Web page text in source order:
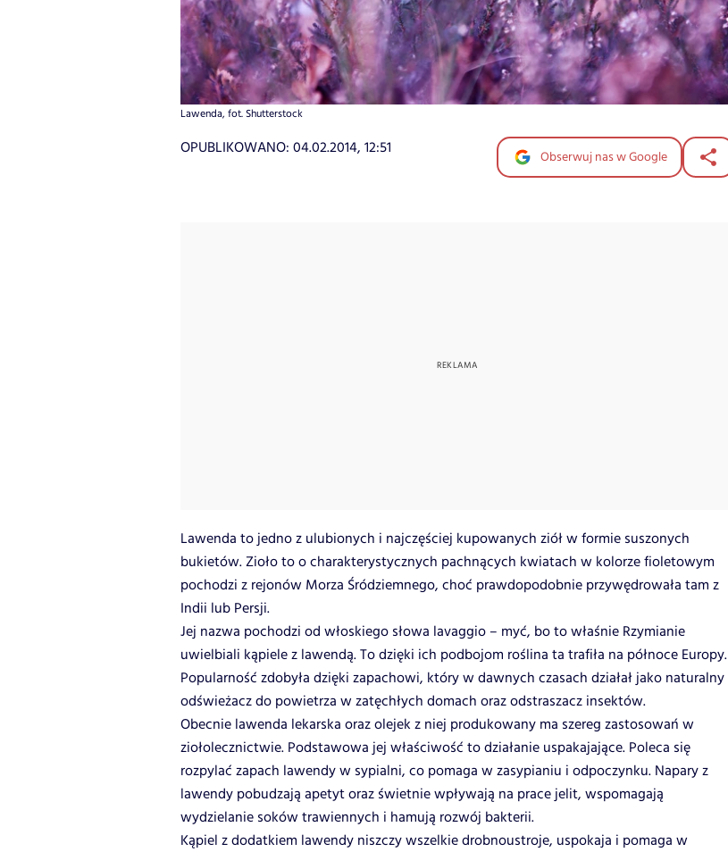
Lawenda, fot. Shutterstock
OPUBLIKOWANO: 04.02.2014, 12:51 Obserwuj nas w Google
Lawenda to jedno z ulubionych i najczęściej kupowanych ziół w formie suszonych
bukietów. Zioło to o charakterystycznych pachnących kwiatach w kolorze fioletowym
pochodzi z rejonów Morza Śródziemnego, choć prawdopodobnie przywędrowała tam z
Indii lub Persji.
Jej nazwa pochodzi od włoskiego słowa lavaggio – myć, bo to właśnie Rzymianie
uwielbiali kąpiele z lawendą. To dzięki ich podbojom roślina ta trafiła na północe Europy.
Popularność zdobyła dzięki zapachowi, który w dawnych czasach działał jako naturalny
odświeżacz do powietrza w zatęchłych domach oraz odstraszacz insektów.
Obecnie lawenda lekarska oraz olejek z niej produkowany ma szereg zastosowań w
ziołolecznictwie. Podstawowa jej właściwość to działanie uspakajające. Poleca się
rozpylać zapach lawendy w sypialni, co pomaga w zasypianiu i odpoczynku. Napary z
lawendy pobudzają apetyt oraz świetnie wpływają na prace jelit, wspomagają
wydzielanie soków trawiennych i hamują rozwój bakterii.
Kąpiel z dodatkiem lawendy niszczy wszelkie drobnoustroje, uspokaja i pomaga w